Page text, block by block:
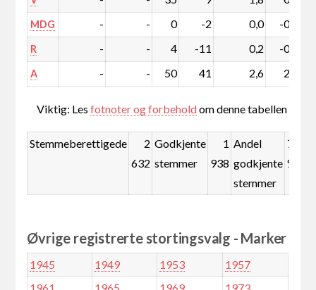
MDG - - 0 -2 0,0 -0,1
R - - 4 -11 0,2 -0,5
A - - 50 41 2,6 2,1
Viktig: Lesfotnoter og forbeholdom denne tabellen
Stemmeberettigede
2
632
Godkjente
stemmer
1
938
Andel
godkjente
stemmer
73,6
%
Øvrige registrerte stortingsvalg - Marker
1945 1949 1953
1957